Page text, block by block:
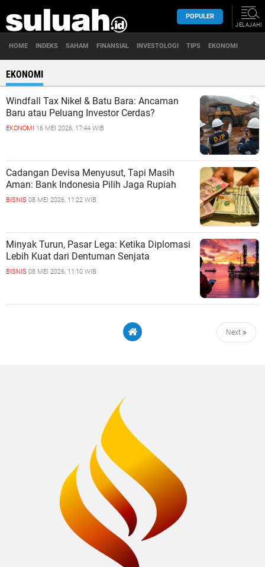
POPULER
JELAJAHI
HOME INDEKS SAHAM FINANSIAL INVESTOLOGI TIPS EKONOMI
EKONOMI
Windfall Tax Nikel & Batu Bara: Ancaman
Baru atau Peluang Investor Cerdas?
EKONOMI 16 MEI 2026, 17:44 WIB
Cadangan Devisa Menyusut, Tapi Masih
Aman: Bank Indonesia Pilih Jaga Rupiah
BISNIS 08 MEI 2026, 11:22 WIB
Minyak Turun, Pasar Lega: Ketika Diplomasi
Lebih Kuat dari Dentuman Senjata
BISNIS 08 MEI 2026, 11:10 WIB
Next